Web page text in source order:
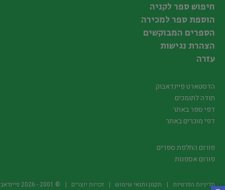
חיפוש ספר לקניה
הוספת ספר למכירה
הספרים המבוקשים
הצהרת נגישות
עזרה
הדסטארט פיינדאבוק
תודה לתומכים
דפי ספר באתר
דפי מוכרים באתר
פורום החלפת ספרים
פורום אספנות
מדיניות הפרטיות תקנון ותנאי שימוש זכויות יוצרים © 2001 -
2026